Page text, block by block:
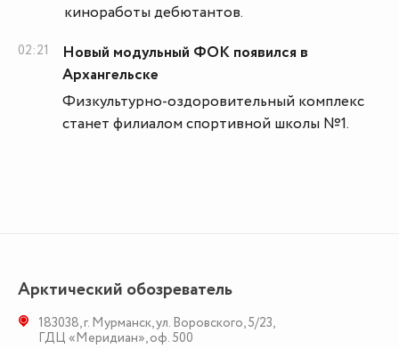
киноработы дебютантов.
02:21
Новый модульный ФОК появился в
Архангельске
Физкультурно-оздоровительный комплекс
станет филиалом спортивной школы №1.
Арктический обозреватель
183038,г. Мурманск,ул. Воровского, 5/23,
ГДЦ «Меридиан», оф. 500